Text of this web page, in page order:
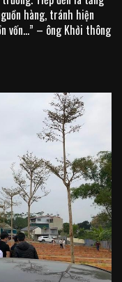
hàng, tránh hiện
vốn…” – ông Khởi thông